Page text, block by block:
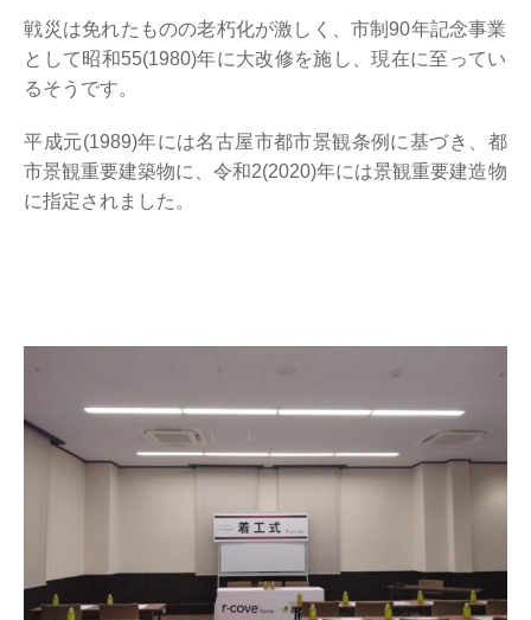
戦災は免れたものの老朽化が激しく、市制90年記念事業
として昭和55(1980)年に大改修を施し、現在に至ってい
るそうです。
平成元(1989)年には名古屋市都市景観条例に基づき、都
市景観重要建築物に、令和2(2020)年には景観重要建造物
に指定されました。